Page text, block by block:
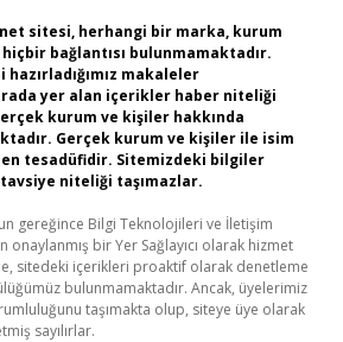
sitesi, herhangi bir marka, kurum
bağlantısı bulunmamaktadır.
makaleler
yer alan içerikler haber niteliği
kurum ve kişiler hakkında
Gerçek kurum ve kişiler ile isim
tesadüfidir. Sitemizdeki bilgiler
niteliği taşımazlar.
gereğince Bilgi Teknolojileri ve İletişim
onaylanmış bir Yer Sağlayıcı olarak hizmet
sitedeki içerikleri proaktif olarak denetleme
bulunmamaktadır. Ancak, üyelerimiz
taşımakta olup, siteye üye olarak
sayılırlar.